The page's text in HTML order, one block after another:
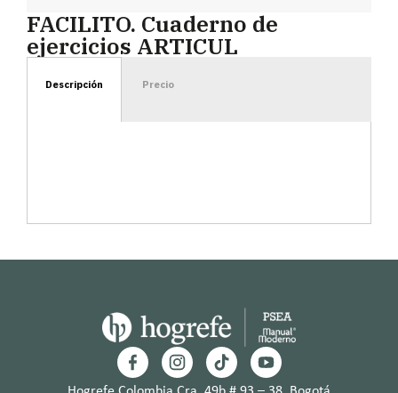
FACILITO. Cuaderno de
ejercicios ARTICUL
Descripción Precio